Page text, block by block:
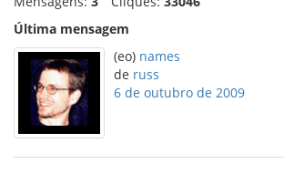
Última mensagem
(eo) names
de russ
6 de outubro de 2009